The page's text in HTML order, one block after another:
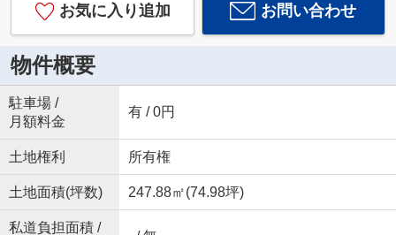
お気に入り追加 お問い合わせ
物件概要
駐車場 /
月額料金
有 / 0円
土地権利 所有権
土地面積(坪数) 247.88㎡(74.98坪)
私道負担面積 /